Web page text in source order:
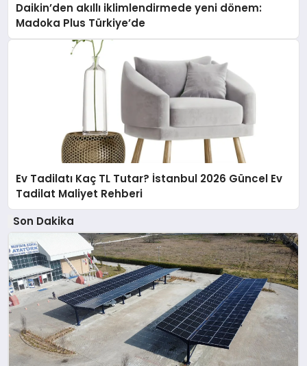
Daikin’den akıllı iklimlendirmede yeni dönem:
Madoka Plus Türkiye’de
Ev Tadilatı Kaç TL Tutar? İstanbul 2026 Güncel Ev
Tadilat Maliyet Rehberi
Son Dakika